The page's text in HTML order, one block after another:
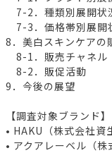
7-2．種類別展開状
7-3．価格帯別展開
8．美白スキンケアの
8-1．販売チャネル
8-2．販促活動
9．今後の展望
【調査対象ブランド】
• HAKU（株式会社資
• アクアレーベル（株